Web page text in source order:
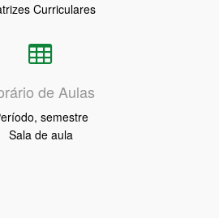
Curriculares
de Aulas
semestre
Sala de aula